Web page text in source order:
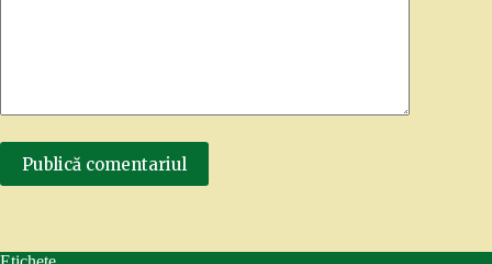
Publică comentariul